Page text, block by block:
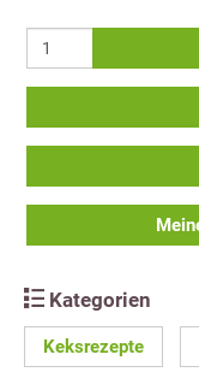
Kategorien
Keksrezepte